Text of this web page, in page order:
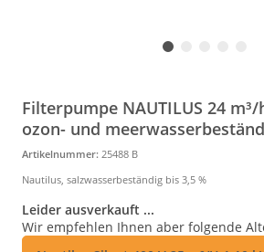
Filterpumpe NAUTILUS 24 m³/
ozon- und
Artikelnummer: 25488 B
Nautilus, salzwasserbeständig bis 3,5 %
Leider ausverkauft ...
Wir empfehlen Ihnen aber folgende